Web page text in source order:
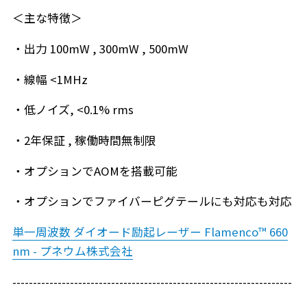
＜主な特徴＞
・出力 100mW , 300mW , 500mW
・線幅 <1MHz
・低ノイズ, <0.1% rms
・2年保証 , 稼働時間無制限
・オプションでAOMを搭載可能
・オプションでファイバーピグテールにも対応も対応
単一周波数 ダイオード励起レーザー Flamenco™ 660
nm - プネウム株式会社
--------------------------------------------------------------------